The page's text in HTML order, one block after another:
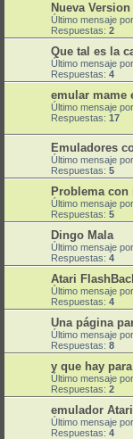
Nueva
Último mensaje por
Respuestas: 2
Que tal es la
Último mensaje por
Respuestas: 4
emular mame
Último mensaje por
Respuestas: 17
Emuladores
Último mensaje por
Respuestas: 5
Problema con
Último mensaje por
Respuestas: 5
Dingo Mala
Último mensaje por
Respuestas: 4
Atari
Último mensaje por
Respuestas: 4
Una página
Último mensaje por
Respuestas: 8
y que hay
Último mensaje por
Respuestas: 2
emulador
Último mensaje por
Respuestas: 4